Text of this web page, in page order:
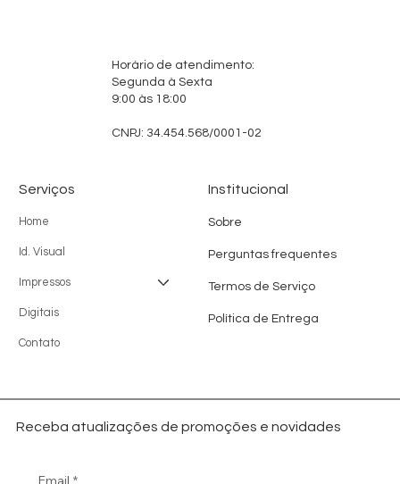
Horário de atendimento:
Segunda à Sexta
9:00 às 18:00
CNPJ: 34.454.568/0001-02
Serviços
Home
Id. Visual
Impressos
Digitais
Contato
Institucional
Sobre
Perguntas frequentes
Termos de Serviço
Política de Entrega
Receba atualizações de promoções e novidades
Email *